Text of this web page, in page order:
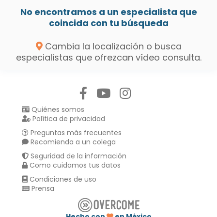
No encontramos a un especialista que
coincida con tu búsqueda
Cambia la localización o busca
especialistas que ofrezcan vídeo consulta.
Quiénes somos
Política de privacidad
Preguntas más frecuentes
Recomienda a un colega
Seguridad de la información
Como cuidamos tus datos
Condiciones de uso
Prensa